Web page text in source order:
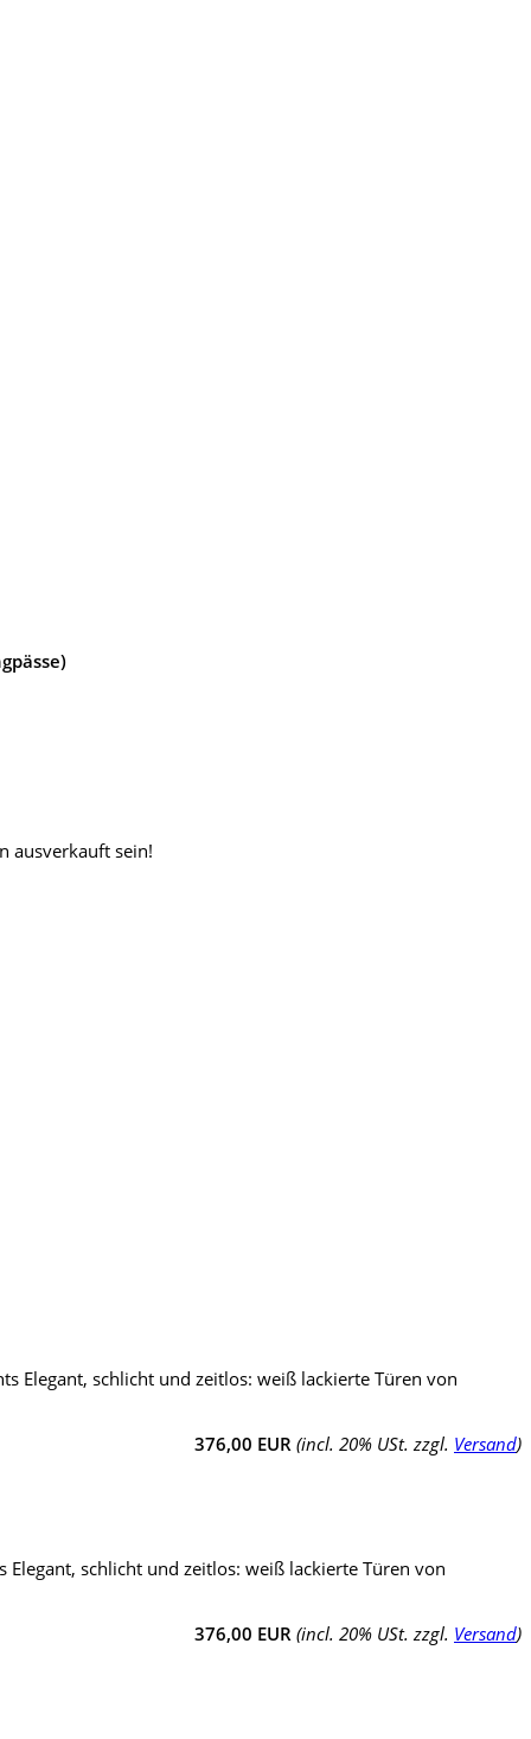
ausverkauft sein!
Elegant, schlicht und zeitlos: weiß lackierte Türen von
376,00 EUR (incl. 20% USt. zzgl. Versand)
Elegant, schlicht und zeitlos: weiß lackierte Türen von
376,00 EUR (incl. 20% USt. zzgl. Versand)